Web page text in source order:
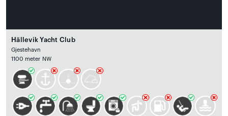
Hällevik Yacht Club
Gjestehavn
1100 meter NW